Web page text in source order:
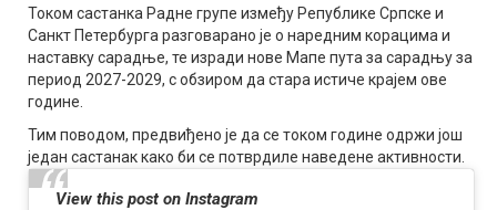
Током састанка Радне групе између Републике Српске и
Санкт Петербурга разговарано је о наредним корацима и
наставку сарадње, те изради нове Мапе пута за сарадњу за
период 2027-2029, с обзиром да стара истиче крајем ове
године.
Тим поводом, предвиђено је да се током године одржи још
један састанак како би се потврдиле наведене активности.
View this post on Instagram